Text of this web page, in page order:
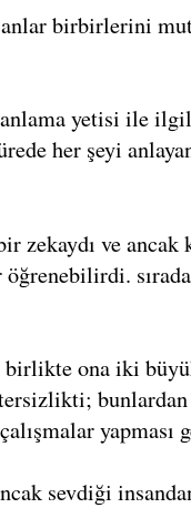
birbirlerini
yetisi ile
her şeyi
zekaydı ve
öğrenebilirdi.
birlikte ona iki
yapması
sevdiği